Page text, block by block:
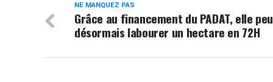
NE MANQUEZ PAS
Grâce au financement du PADAT, elle
désormais labourer un hectare en 72H